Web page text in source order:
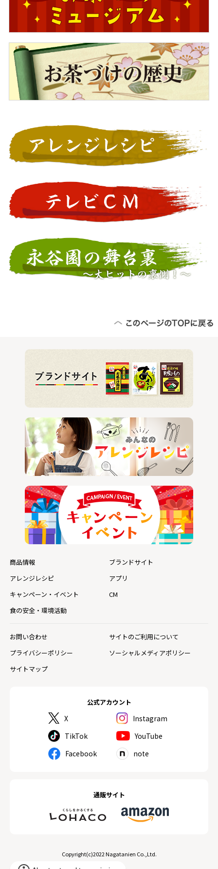
公式アカウント
X
Instagram
TikTok
YouTube
Facebook
note
通販サイト
商品情報
ブランドサイト
アレンジレシピ
アプリ
キャンペーン・イベント
CM
食の安全・環境活動
お問い合わせ
サイトのご利用について
プライバシーポリシー
ソーシャルメディアポリシー
サイトマップ
Copyright(c)2022 Nagatanien Co.,Ltd.